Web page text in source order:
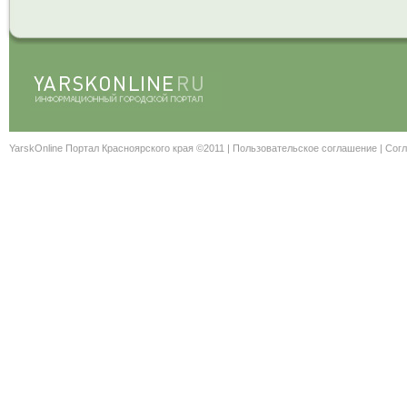
YarskOnline Портал Красноярского края ©2011 | Пользовательское соглашение |